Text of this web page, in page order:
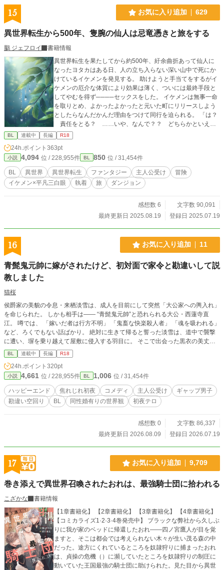
15 お気に入り追加 629
異世界転生から500年、隻腕の仙人は忌竜憑きと旅をする
鵩 ジェフロイ
書籍情報
異世界転生を果たしてから約500年、紆余曲折あって仙人に
なったヨタカはある日、人の立ち入らない深い山中で死にか
けているイケメンを発見する。 助けようと手当てをするがイ
ケメンの厄介な体質により効果は薄く、ついには最終手段と
してやむを得ず────セックスをした。 イケメンは無事一命
を取りとめ、よかったよかったと元いた町にリリースしよう
としたらなんだかんだ理由をつけて同行を迫られる。 「は？
責任をとる？ ……いや、なんで？？ どちらかといえば
責任をとる立場なのはオレ……あ」 そうしてなんだかんだ
共に旅をすることになってしまった。 厄介な体質を持つ銀髪
金眼のイケメン剣士✕平凡顔三白眼の隻腕仙人（転生者）の
異世界放浪記。 ※メインカプ固定 ※更新お休み中
BL 連載中 長編 R18
24h.ポイント 363pt
小説 4,094 位 / 228,955件 BL 850 位 / 31,454件
BL 異世界 異世界転生 ファンタジー 主人公受け
冒険
イケメン×平凡三白眼
執着 旅 ダンジョン
感想数 6
文字数 90,091
最終更新日 2025.08.19
登録日 2025.07.19
16 お気に入り追加 11
青髭鬼元帥に嫁がされたけど、初対面で家令と勘違いして説
教しました
猫桜
侯爵家の美貌の令息・来栖淡雪は、成人を目前にして突然「大公家への輿入れ」
を命じられた。 しかも相手は―― “青髭鬼元帥”と恐れられる大公・西蓮寺直
江。 噂では、 「嫁いだ者は行方不明」 「鬼畜な快楽殺人者」 「魂を吸われる」
など、ろくでもない話ばかり。 絶対に生きて帰ると誓った淡雪は、道中で襲撃
に遭い、塀を乗り越えて屋敷に侵入する羽目に。 そこで出会った黒衣の美丈夫
を“家令”と勘違いし、 初対面から盛大に説教をかます。 ところが―― 「私がそ
の青髭鬼元帥、西蓮寺直江だ」 えっ、うそでしょ!? やらかした自覚ゼロのまま
鬼元帥本人に説教していた淡雪は、 その日から屋敷中を巻き込む大騒動の中心
に。 勘違いから始まる政略婚。目指せ！速攻円満離婚！ 冷酷と噂の大公は、な
ぜか淡雪にだけ態度が違って……？ 美人令息×鬼元帥の、すれ違いから始まる溺
愛コメディ。 淡雪は無事に“生きて帰れる”のか、それとも――？ ※アルファポ
リス様にて掲載しておりましたが、改定・修正版で投稿させていただきます。小
BL 連載中 長編 R18
24h.ポイント 320pt
小説 4,661 位 / 228,955件 BL 1,006 位 / 31,454件
ハッピーエンド 焦れじれ初夜 コメディ 主人公受け
ギャップ男子
勘違い空回り
BL 同性婚有りの世界観 初夜テロ
感想数 0
文字数 86,337
最終更新日 2026.08.09
登録日 2026.07.19
17 お気に入り追加 9,709
巻き添えで異世界召喚されたおれは、最強騎士団に拾われる
こざかな
書籍情報
【1章書籍化】 【2章書籍化】 【3章書籍化】 【4章書籍化】
【コミカライズ1·2·3·4巻発売中】 ブラックな弊社から久しぶ
りに我が家のベッドに帰還したおれ――四ノ宮鷹人が目を覚
ますと、そこは都会では考えられない木々が生い茂る森の中
だった。途方にくれているところを奴隷狩りに捕まったおれ
は、貞操の危機（）に瀕していたところを奴隷狩りの制圧に
動いていた王国最強の騎士団に助けられた。見た目から異世